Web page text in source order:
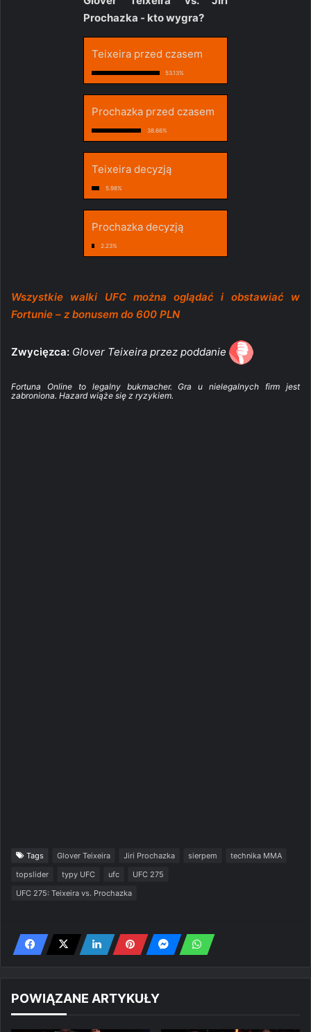
Prochazka - kto wygra?
Teixeira przed czasem
53.13%
Prochazka przed czasem
38.66%
Teixeira decyzją
5.98%
Prochazka decyzją
2.23%
Wszystkie walki UFC można oglądać i obstawiać w
Fortunie – z bonusem do 600 PLN
Zwycięzca: Glover Teixeira przez poddanie
Fortuna Online to legalny bukmacher. Gra u nielegalnych firm jest
zabroniona. Hazard wiąże się z ryzykiem.
Tags Glover Teixeira Jiri Prochazka sierpem
technika MMA
topslider
typy UFC ufc
UFC 275
UFC 275: Teixeira vs. Prochazka
POWIĄZANE ARTYKUŁY